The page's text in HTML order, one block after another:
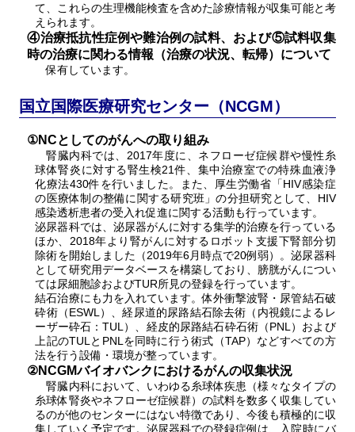
て、これらの生理機能検査を含めた診療情報が収集可能と考
えられます。
④治療抵抗性症例や難治例の試料、および⑤試料収集
時の治療に関わる情報（治療の状況、転帰）について
保有しています。
国立国際医療研究センター（NCGM）
①NCとしてのがんへの取り組み
腎臓内科では、2017年度に、ネフローゼ症候群や慢性糸
球体腎炎に対する腎生検21件、集中治療室での特殊血液浄
化療法430件を行いました。また、厚生労働省「HIV感染症
の医療体制の整備に関する研究班」の分担研究として、HIV
感染透析患者の受入れ促進に関する活動も行っています。
泌尿器科では、泌尿器がんに対する集学的治療を行っている
ほか、2018年より腎がんに対するロボット支援下腎部分切
除術を開始しました（2019年6月時点で20例弱）。泌尿器科
として研究用データベースを構築しており、膀胱がんについ
ては尿細胞診およびTUR所見の登録を行っています。
結石治療にも力を入れています。体外衝撃波腎・尿管結石破
砕術（ESWL）、経尿道的尿路結石除去術（内視鏡によるレ
ーザー砕石：TUL）、経皮的尿路結石砕石術（PNL）および
上記のTULとPNLを同時に行う術式（TAP）などすべての方
法を行う設備・環境が整っています。
②NCGMバイオバンクにおけるがんの収集状況
腎臓内科において、いわゆる糸球体疾患（様々なタイプの
糸球体腎炎やネフローゼ症候群）の試料を数多く収集してい
るのが他のセンターにはない特徴であり、今後も積極的に収
集していく予定です。泌尿器科での登録症例は、入院時にバ